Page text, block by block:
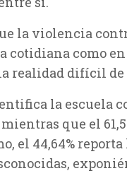
la violencia
como en
realidad difícil
la escuela
que el
el 44,64% reporta